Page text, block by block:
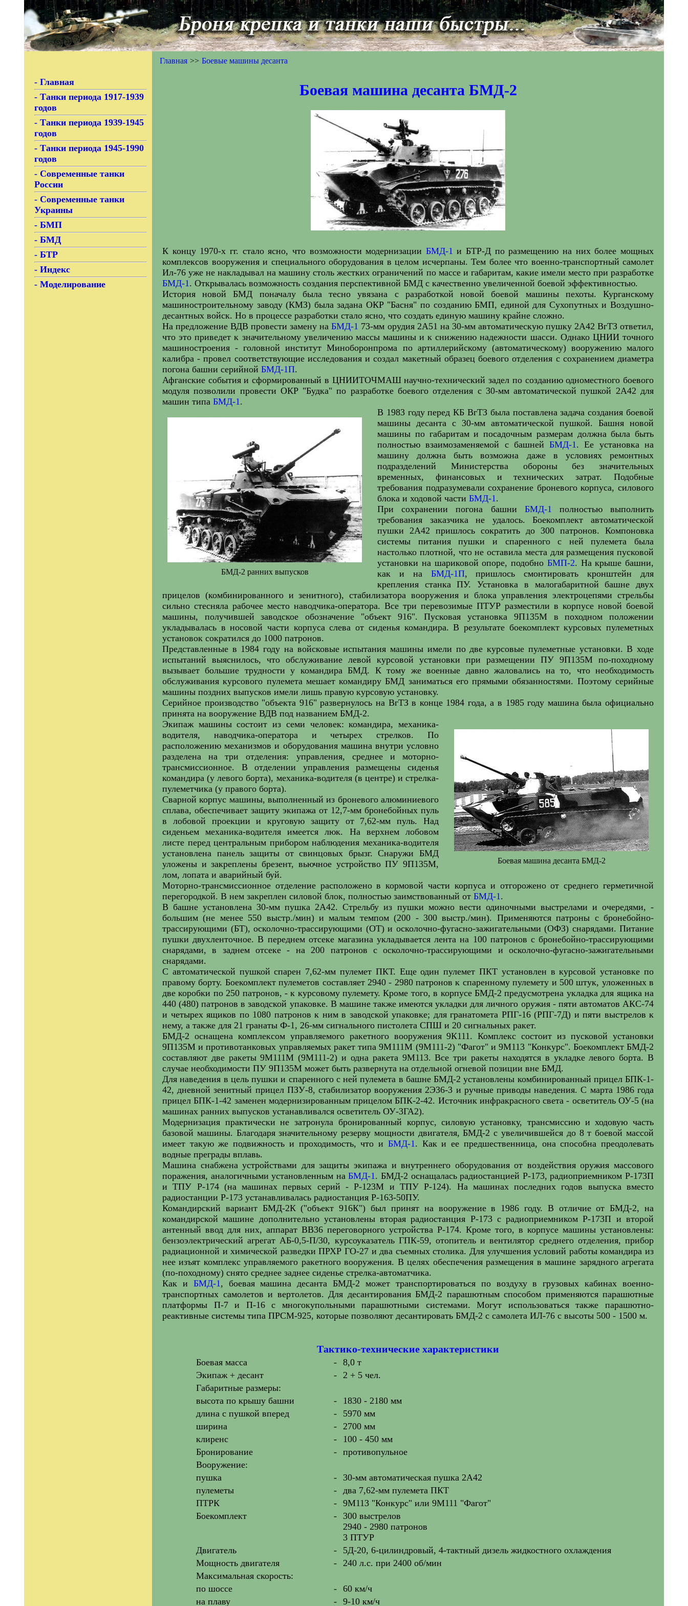
- Главная
- Танки периода 1917-1939
годов
- Танки периода 1939-1945
годов
- Танки периода 1945-1990
годов
- Современные танки
России
- Современные танки
Украины
- БМП
- БМД
- БТР
- Индекс
- Моделирование
Главная >> Боевые машины десанта
Боевая машина десанта БМД-2
К концу 1970-х гг. стало ясно, что возможности модернизации БМД-1 и БТР-Д по размещению на них более мощных
комплексов вооружения и специального оборудования в целом исчерпаны. Тем более что военно-транспортный самолет
Ил-76 уже не накладывал на машину столь жестких ограничений по массе и габаритам, какие имели место при разработке
БМД-1 . Открывалась возможность создания перспективной БМД с качественно увеличенной боевой эффективностью.
История новой БМД поначалу была тесно увязана с разработкой новой боевой машины пехоты. Курганскому
машиностроительному заводу (КМЗ) была задана ОКР "Басня" по созданию БМП, единой для Сухопутных и Воздушно-
десантных войск. Но в процессе разработки стало ясно, что создать единую машину крайне сложно.
На предложение ВДВ провести замену наБМД-1 73-мм орудия 2А51 на 30-мм автоматическую пушку 2А42 ВгТЗ ответил,
что это приведет к значительному увеличению массы машины и к снижению надежности шасси. Однако ЦНИИ точного
машиностроения - головной институт Миноборонпрома по артиллерийскому (автоматическому) вооружению малого
калибра - провел соответствующие исследования и создал макетный образец боевого отделения с сохранением диаметра
погона башни серийной БМД-1П.
Афганские события и сформированный в ЦНИИТОЧМАШ научно-технический задел по созданию одноместного боевого
модуля позволили провести ОКР "Будка" по разработке боевого отделения с 30-мм автоматической пушкой 2А42 для
машин типа БМД-1 .
БМД-2 ранних выпусков
В 1983 году перед КБ ВгТЗ была поставлена задача создания боевой
машины десанта с 30-мм автоматической пушкой. Башня новой
машины по габаритам и посадочным размерам должна была быть
полностью взаимозаменяемой с башнейБМД-1 . Ее установка на
машину должна быть возможна даже в условиях ремонтных
подразделений Министерства обороны без значительных
временных, финансовых и технических затрат. Подобные
требования подразумевали сохранение броневого корпуса, силового
блока и ходовой части БМД-1 .
При сохранении погона башни БМД-1
полностью выполнить
требования заказчика не удалось. Боекомплект автоматической
пушки 2А42 пришлось сократить до 300 патронов. Компоновка
системы питания пушки и спаренного с ней пулемета была
настолько плотной, что не оставила места для размещения пусковой
установки на шариковой опоре, подобно БМП-2. На крыше башни,
как и на БМД-1П, пришлось смонтировать кронштейн для
крепления станка ПУ. Установка в малогабаритной башне двух
прицелов (комбинированного и зенитного), стабилизатора вооружения и блока управления электроцепями стрельбы
сильно стесняла рабочее место наводчика-оператора. Все три перевозимые ПТУР разместили в корпусе новой боевой
машины, получившей заводское обозначение "объект 916". Пусковая установка 9П135М в походном положении
укладывалась в носовой части корпуса слева от сиденья командира. В результате боекомплект курсовых пулеметных
установок сократился до 1000 патронов.
Представленные в 1984 году на войсковые испытания машины имели по две курсовые пулеметные установки. В ходе
испытаний выяснилось, что обслуживание левой курсовой установки при размещении ПУ 9П135М по-походному
вызывает большие трудности у командира БМД. К тому же военные давно жаловались на то, что необходимость
обслуживания курсового пулемета мешает командиру БМД заниматься его прямыми обязанностями. Поэтому серийные
машины поздних выпусков имели лишь правую курсовую установку.
Серийное производство "объекта 916" развернулось на ВгТЗ в конце 1984 года, а в 1985 году машина была официально
принята на вооружение ВДВ под названием БМД-2.
Боевая машина десанта БМД-2
Экипаж машины состоит из семи человек: командира, механика-
водителя, наводчика-оператора и четырех стрелков. По
расположению механизмов и оборудования машина внутри условно
разделена на три отделения: управления, среднее и моторно-
трансмиссионное. В отделении управления размещены сиденья
командира (у левого борта), механика-водителя (в центре) и стрелка-
пулеметчика (у правого борта).
Сварной корпус машины, выполненный из броневого алюминиевого
сплава, обеспечивает защиту экипажа от 12,7-мм бронебойных пуль
в лобовой проекции и круговую защиту от 7,62-мм пуль. Над
сиденьем механика-водителя имеется люк. На верхнем лобовом
листе перед центральным прибором наблюдения механика-водителя
установлена панель защиты от свинцовых брызг. Снаружи БМД
уложены и закреплены брезент, вьючное устройство ПУ 9П135М,
лом, лопата и аварийный буй.
Моторно-трансмиссионное отделение расположено в кормовой части корпуса и отгорожено от среднего герметичной
перегородкой. В нем закреплен силовой блок, полностью заимствованный от БМД-1 .
В башне установлена 30-мм пушка 2А42. Стрельбу из пушки можно вести одиночными выстрелами и очередями, -
большим (не менее 550 выстр./мин) и малым темпом (200 - 300 выстр./мин). Применяются патроны с бронебойно-
трассирующими (БТ), осколочно-трассирующими (ОТ) и осколочно-фугасно-зажигательными (ОФЗ) снарядами. Питание
пушки двухленточное. В переднем отсеке магазина укладывается лента на 100 патронов с бронебойно-трассирующими
снарядами, в заднем отсеке - на 200 патронов с осколочно-трассирующими и осколочно-фугасно-зажигательными
снарядами.
С автоматической пушкой спарен 7,62-мм пулемет ПКТ. Еще один пулемет ПКТ установлен в курсовой установке по
правому борту. Боекомплект пулеметов составляет 2940 - 2980 патронов к спаренному пулемету и 500 штук, уложенных в
две коробки по 250 патронов, - к курсовому пулемету. Кроме того, в корпусе БМД-2 предусмотрена укладка для ящика на
440 (480) патронов в заводской упаковке. В машине также имеются укладки для личного оружия - пяти автоматов АКС-74
и четырех ящиков по 1080 патронов к ним в заводской упаковке; для гранатомета РПГ-16 (РПГ-7Д) и пяти выстрелов к
нему, а также для 21 гранаты Ф-1, 26-мм сигнального пистолета СПШ и 20 сигнальных ракет.
БМД-2 оснащена комплексом управляемого ракетного вооружения 9К111. Комплекс состоит из пусковой установки
9П135М и противотанковых управляемых ракет типа 9М111М (9М111-2) "Фагот" и 9М113 "Конкурс". Боекомплект БМД-2
составляют две ракеты 9М111М (9М111-2) и одна ракета 9М113. Все три ракеты находятся в укладке левого борта. В
случае необходимости ПУ 9П135М может быть развернута на отдельной огневой позиции вне БМД.
Для наведения в цель пушки и спаренного с ней пулемета в башне БМД-2 установлены комбинированный прицел БПК-1-
42, дневной зенитный прицел ПЗУ-8, стабилизатор вооружения 2Э36-3 и ручные приводы наведения. С марта 1986 года
прицел БПК-1-42 заменен модернизированным прицелом БПК-2-42. Источник инфракрасного света - осветитель ОУ-5 (на
машинах ранних выпусков устанавливался осветитель ОУ-3ГА2).
Модернизация практически не затронула бронированный корпус, силовую установку, трансмиссию и ходовую часть
базовой машины. Благодаря значительному резерву мощности двигателя, БМД-2 с увеличившейся до 8 т боевой массой
имеет такую же подвижность и проходимость, что и БМД-1 . Как и ее предшественница, она способна преодолевать
водные преграды вплавь.
Машина снабжена устройствами для защиты экипажа и внутреннего оборудования от воздействия оружия массового
поражения, аналогичными установленным наБМД-1 . БМД-2 оснащалась радиостанцией Р-173, радиоприемником Р-173П
и ТПУ Р-174 (на машинах первых серий - Р-123М и ТПУ Р-124). На машинах последних годов выпуска вместо
радиостанции Р-173 устанавливалась радиостанция Р-163-50ПУ.
Командирский вариант БМД-2К ("объект 916К") был принят на вооружение в 1986 году. В отличие от БМД-2, на
командирской машине дополнительно установлены вторая радиостанция Р-173 с радиоприемником Р-173П и второй
антенный ввод для них, аппарат ВВ36 переговорного устройства Р-174. Кроме того, в корпусе машины установлены:
бензоэлектрический агрегат АБ-0,5-П/30, курсоуказатель ГПК-59, отопитель и вентилятор среднего отделения, прибор
радиационной и химической разведки ПРХР ГО-27 и два съемных столика. Для улучшения условий работы командира из
нее изъят комплекс управляемого ракетного вооружения. В целях обеспечения размещения в машине зарядного агрегата
(по-походному) снято среднее заднее сиденье стрелка-автоматчика.
Как и БМД-1 , боевая машина десанта БМД-2 может транспортироваться по воздуху в грузовых кабинах военно-
транспортных самолетов и вертолетов. Для десантирования БМД-2 парашютным способом применяются парашютные
платформы П-7 и П-16 с многокупольными парашютными системами. Могут использоваться также парашютно-
реактивные системы типа ПРСМ-925, которые позволяют десантировать БМД-2 с самолета ИЛ-76 с высоты 500 - 1500 м.
Тактико-технические характеристики
Боевая масса - 8,0 т
Экипаж + десант
-
2 + 5 чел.
Габаритные размеры:
высота по крышу башни
-
1830 - 2180 мм
длина с пушкой вперед
-
5970 мм
ширина
-
2700 мм
клиренс
-
100 - 450 мм
Бронирование
- противопульное
Вооружение:
пушка
- 30-мм автоматическая пушка 2А42
пулеметы
-
два 7,62-мм пулемета ПКТ
ПТРК
- 9М113 "Конкурс" или 9М111 "Фагот"
Боекомплект
- 300 выстрелов
2940 - 2980 патронов
3 ПТУР
Двигатель
-
5Д-20, 6-цилиндровый, 4-тактный дизель жидкостного охлаждения
Мощность двигателя
-
240 л.с. при 2400 об/мин
Максимальная скорость:
по шоссе
- 60 км/ч
на плаву
- 9-10 км/ч